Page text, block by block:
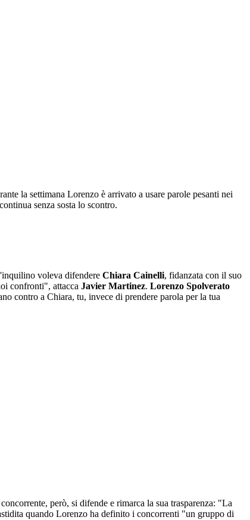
la settimana Lorenzo è arrivato a usare parole pesanti nei
senza sosta lo scontro.
voleva difendere Chiara Cainelli, fidanzata con il suo
confronti", attacca Javier Martinez. Lorenzo Spolverato
contro a Chiara, tu, invece di prendere parola per la tua
però, si difende e rimarca la sua trasparenza: "La
quando Lorenzo ha definito i concorrenti "un gruppo di